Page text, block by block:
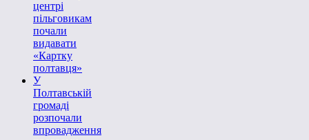
центрі
пільговикам
почали
видавати
«Картку
полтавця»
У
Полтавській
громаді
розпочали
впровадження